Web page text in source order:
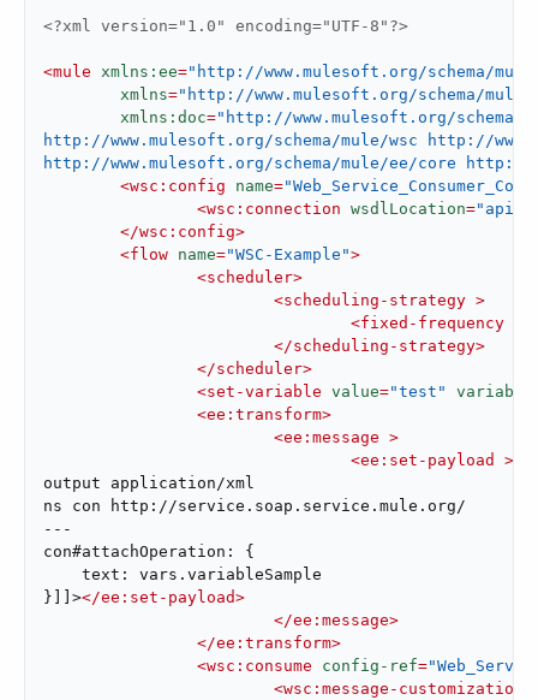
<?xml version="1.0" encoding="UTF-8"?>
<mule xmlns:ee="http://www.mulesoft.org/schema/
xmlns="http://www.mulesoft.org/schema/mule/
xmlns:doc="http://www.mulesoft.org/schema/
http://www.mulesoft.org/schema/mule/wsc http://
http://www.mulesoft.org/schema/mule/ee/core http://
<wsc:config name=
<wsc:connection wsdlLocation="api/
</wsc:config>
<flow name="WSC-Example">
<scheduler>
<scheduling-strategy >
<fixed-frequency
</scheduling-strategy>
</scheduler>
<set-variable value="test"
<ee:transform>
<ee:message >
<ee:set-payload >
output application/xml
ns con http://service.soap.service.mule.org/
---
con#attachOperation: {
    text: vars.variableSample
}]]></ee:set-payload>
</ee:message>
</ee:transform>
<wsc:consume config-ref=
<wsc:message-customizations